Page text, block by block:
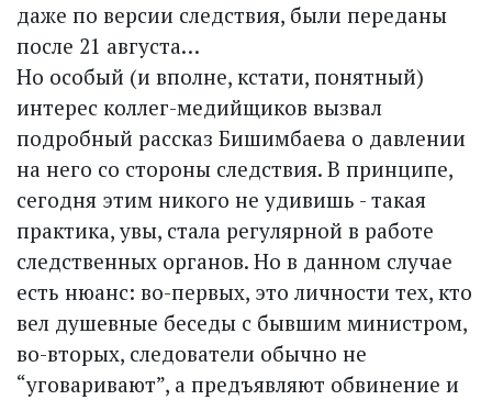
даже по версии следствия, были переданы
после 21 августа…
Но особый (и вполне, кстати, понятный)
интерес коллег-медийщиков вызвал
подробный рассказ Бишимбаева о давлении
на него со стороны следствия. В принципе,
сегодня этим никого не удивишь - такая
практика, увы, стала регулярной в работе
следственных органов. Но в данном случае
есть нюанс: во-первых, это личности тех, кто
вел душевные беседы с бывшим министром,
во-вторых, следователи обычно не
“уговаривают”, а предъявляют обвинение и